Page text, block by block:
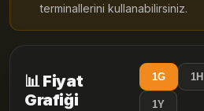
terminallerini kullanabilirsiniz.
📊 Fiyat
Grafiği
1G 1H
1Y